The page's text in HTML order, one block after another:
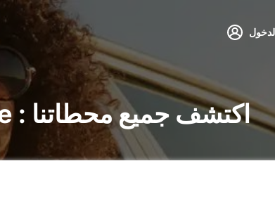
تأجير السيارات في Sursee : اكتشف جميع محطاتنا